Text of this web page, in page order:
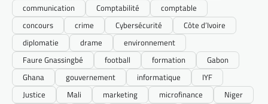
communication
Comptabilité
comptable
concours
crime Cybersécurité
Côte d’Ivoire
diplomatie
drame
environnement
Faure Gnassingbé
football formation
Gabon
Ghana
gouvernement informatique
IYF
Justice
Mali marketing microfinance
Niger